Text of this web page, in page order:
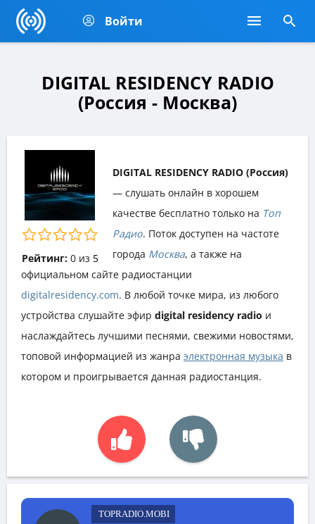
Войти
DIGITAL RESIDENCY RADIO
(Россия - Москва)
Рейтинг: 0из 5
DIGITAL RESIDENCY RADIO (Россия)
— слушать онлайн в хорошем
качестве бесплатно только на Топ
Радио. Поток доступен на частоте
города Москва, а также на
официальном сайте радиостанции
digitalresidency.com. В любой точке мира, из любого
устройства слушайте эфир digital residency radio и
наслаждайтесь лучшими песнями, свежими новостями,
топовой информацией из жанра электронная музыка в
котором и проигрывается данная радиостанция.
TOPRADIO.MOBI